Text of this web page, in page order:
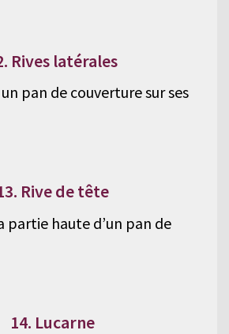
Rives latérales
pan de couverture sur ses
Rive de tête
partie haute d’un pan de
14. Lucarne